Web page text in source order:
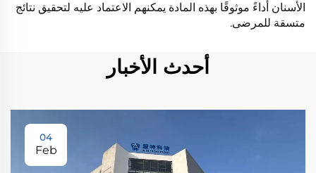
الأسنان أداءً موثوقًا بهذه المادة يمكنهم الاعتماد عليه لتحقيق نتائج
متسقة للمرضى.
أحدث الأخبار
04
Feb